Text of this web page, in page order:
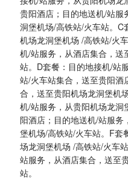
贵阳酒店；目的地送机/站
洞堡机场/高铁站/火车站。 C
机场龙洞堡机场 /高铁站/火
机/站服务，从酒店集合，
站。 D套餐：目的地接机/站
站/火车站集合，送至贵阳
合，送至贵阳机场龙洞堡机
机/站服务，从贵阳机场龙
阳酒店；目的地送机/站服务
堡机场/高铁站/火车站。 F套
场龙洞堡机场 /高铁站/火车
站服务，从酒店集合，送至
站。